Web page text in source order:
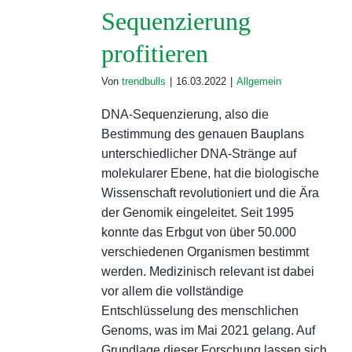
Sequenzierung
profitieren
Von trendbulls 16.03.2022 Allgemein
DNA-Sequenzierung, also die
Bestimmung des genauen Bauplans
unterschiedlicher DNA-Stränge auf
molekularer Ebene, hat die biologische
Wissenschaft revolutioniert und die Ära
der Genomik eingeleitet. Seit 1995
konnte das Erbgut von über 50.000
verschiedenen Organismen bestimmt
werden. Medizinisch relevant ist dabei
vor allem die vollständige
Entschlüsselung des menschlichen
Genoms, was im Mai 2021 gelang. Auf